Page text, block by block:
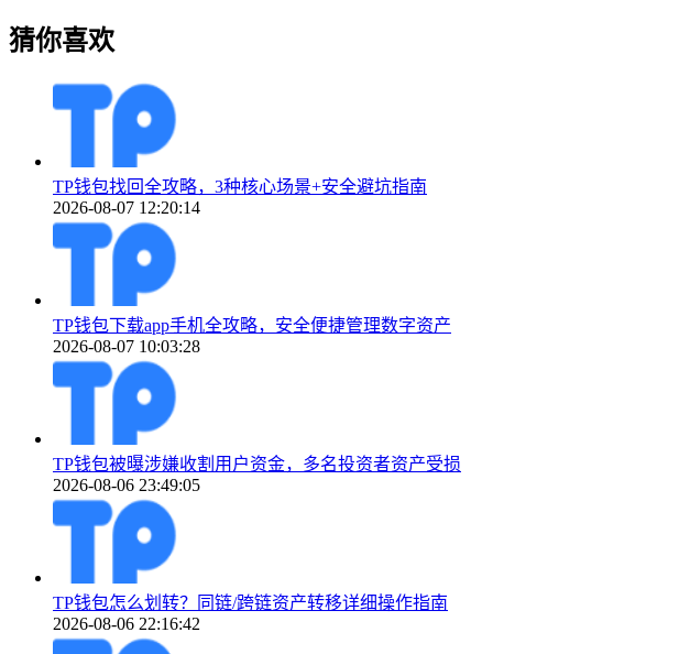
猜你喜欢
TP钱包找回全攻略，3种核心场景+安全避坑指南
2026-08-07 12:20:14
TP钱包下载app手机全攻略，安全便捷管理数字资产
2026-08-07 10:03:28
TP钱包被曝涉嫌收割用户资金，多名投资者资产受损
2026-08-06 23:49:05
TP钱包怎么划转？同链/跨链资产转移详细操作指南
2026-08-06 22:16:42